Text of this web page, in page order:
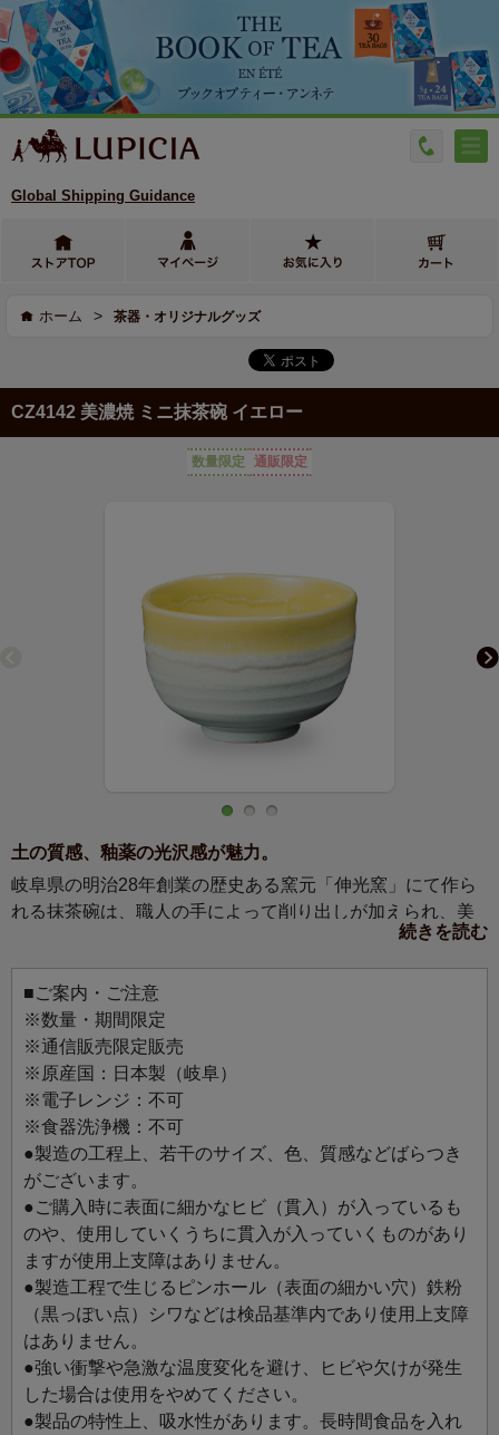
Global Shipping Guidance
ホーム > 茶器・オリジナルグッズ
CZ4142 美濃焼 ミニ抹茶碗 イエロー
数量限定 通販限定
土の質感、釉薬の光沢感が魅力。
岐阜県の明治28年創業の歴史ある窯元「伸光窯」にて作ら
れる抹茶碗は、職人の手によって削り出しが加えられ、美
しい釉薬が施されています。土の質感、釉薬の光沢感や鮮
やかさを追求し、日々窯と向き合われています。
愛らしい色合いの抹茶碗は、日々の暮らしの中で気軽に抹
茶を楽しんでいただけるよう、ルピシアオリジナルカラー
のオレンジを含む、カラフルな５色。抹茶を楽しんでいた
だくことはもちろん、煮物や和え物などの小鉢として、ア
イスクリームなどの甘味を盛り付ける器としても使いやす
いサイズです。 ぜひ、自由なアイデアでお使いください。
続きを読む
■ご案内・ご注意
※数量・期間限定
※通信販売限定販売
※原産国：日本製（岐阜）
※電子レンジ：不可
※食器洗浄機：不可
●製造の工程上、若干のサイズ、色、質感などばらつき
がございます。
●ご購入時に表面に細かなヒビ（貫入）が入っているも
のや、使用していくうちに貫入が入っていくものがあり
ますが使用上支障はありません。
●製造工程で生じるピンホール（表面の細かい穴）鉄粉
（黒っぽい点）シワなどは検品基準内であり使用上支障
はありません。
●強い衝撃や急激な温度変化を避け、ヒビや欠けが発生
した場合は使用をやめてください。
●製品の特性上、吸水性があります。長時間食品を入れ